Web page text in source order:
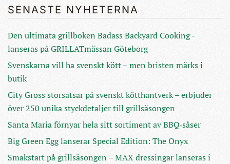
SENASTE NYHETERNA
Den ultimata grillboken Badass Backyard Cooking -
lanseras på GRILLATmässan Göteborg
Svenskarna vill ha svenskt kött – men bristen märks i
butik
City Gross storsatsar på svenskt kötthantverk – erbjuder
över 250 unika styckdetaljer till grillsäsongen
Santa Maria förnyar hela sitt sortiment av BBQ‑såser
Big Green Egg lanserar Special Edition: The Onyx
Smakstart på grillsäsongen – MAX dressingar lanseras i